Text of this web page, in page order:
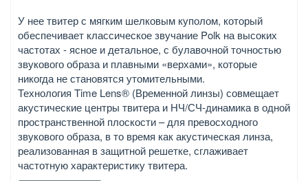
У нее твитер с мягким шелковым куполом, который
обеспечивает классическое звучание Polk на высоких
частотах - ясное и детальное, с булавочной точностью
звукового образа и плавными «верхами», которые
никогда не становятся утомительными.
Технология Time Lens® (Временной линзы) совмещает
акустические центры твитера и НЧ/СЧ-динамика в одной
пространственной плоскости – для превосходного
звукового образа, в то время как акустическая линза,
реализованная в защитной решетке, сглаживает
частотную характеристику твитера.